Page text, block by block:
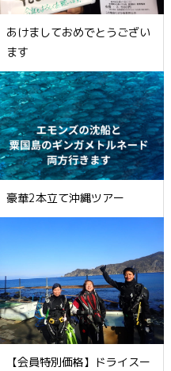
あけましておめでとうござい
ます
豪華2本立て沖縄ツアー
【会員特別価格】ドライスー